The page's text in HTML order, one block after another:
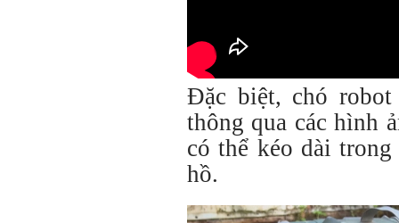
Đặc biệt, chó
thông qua các hình
có thể kéo dài
hồ.